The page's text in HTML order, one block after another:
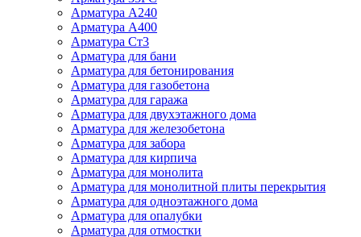
Арматура А240
Арматура А400
Арматура Ст3
Арматура для бани
Арматура для бетонирования
Арматура для газобетона
Арматура для гаража
Арматура для двухэтажного дома
Арматура для железобетона
Арматура для забора
Арматура для кирпича
Арматура для монолита
Арматура для монолитной плиты перекрытия
Арматура для одноэтажного дома
Арматура для опалубки
Арматура для отмостки